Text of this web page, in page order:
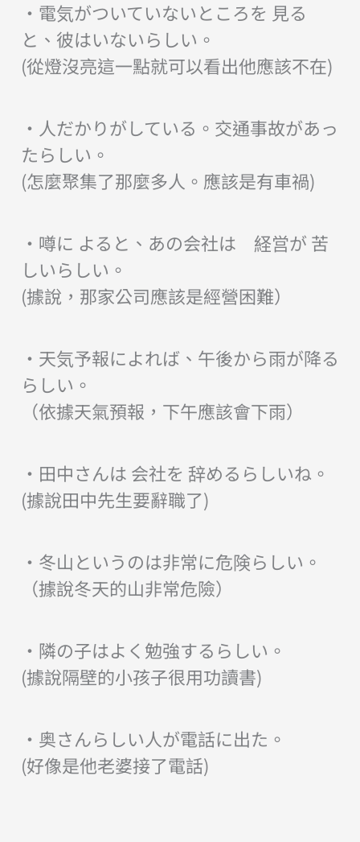
・電気がついていないところを 見る
と、彼はいないらしい。
(從燈沒亮這一點就可以看出他應該不在)
・人だかりがしている。交通事故があっ
たらしい。
(怎麼聚集了那麼多人。應該是有車禍)
・噂に よると、あの会社は 経営が 苦
しいらしい。
(據說，那家公司應該是經營困難）
・天気予報によれば、午後から雨が降る
らしい。
（依據天氣預報，下午應該會下雨）
・田中さんは 会社を 辞めるらしいね。
(據說田中先生要辭職了)
・冬山というのは非常に危険らしい。
（據說冬天的山非常危險）
・隣の子はよく勉強するらしい。
(據說隔壁的小孩子很用功讀書)
・奥さんらしい人が電話に出た。
(好像是他老婆接了電話)